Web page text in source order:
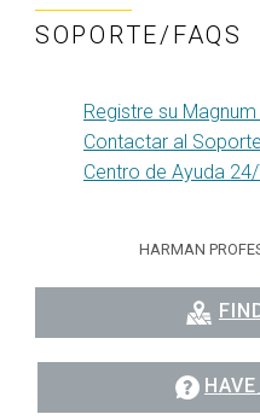
SOPORTE/FAQS
Registre su
Contactar al
Centro de Ayuda
HARMAN